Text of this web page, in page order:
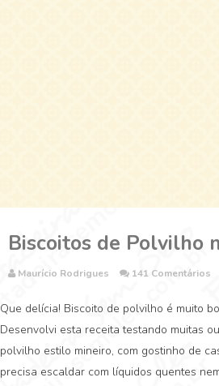
Biscoitos de Polvilho
Maurício Rodrigues 141 Comentários
Que delícia! Biscoito de polvilho é muito
Desenvolvi esta receita testando muitas
polvilho estilo mineiro, com gostinho de
precisa escaldar com líquidos quentes